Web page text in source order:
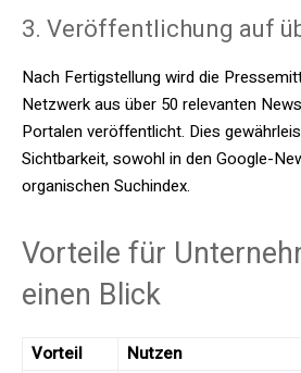
3. Veröffentlichung auf
Nach Fertigstellung wird die
Netzwerk aus über 50 relevanten
Portalen veröffentlicht. Dies
Sichtbarkeit, sowohl in den Google-
organischen Suchindex.
Vorteile für
einen Blick
Vorteil
Nutzen